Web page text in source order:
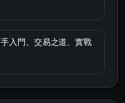
入門、交易之道、實戰